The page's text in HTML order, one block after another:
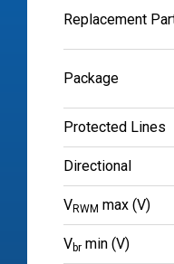
Replacement
Package
Protected Lines
Directional
VRWM max (V)
Vbr min (V)